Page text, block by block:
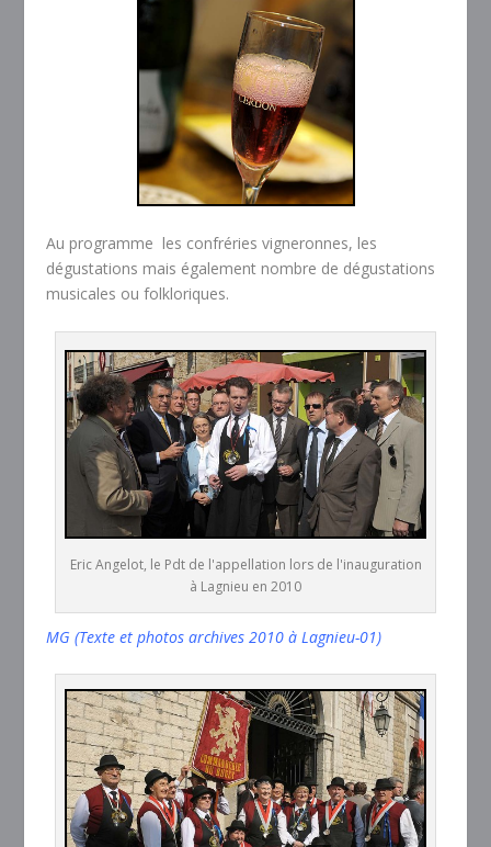
Au programme les confréries vigneronnes, les
dégustations mais également nombre de dégustations
musicales ou folkloriques.
Eric Angelot, le Pdt de l'appellation lors de l'inauguration
à Lagnieu en 2010
MG (Texte et photos archives 2010 à Lagnieu-01)